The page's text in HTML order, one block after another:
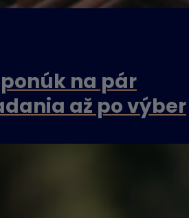
na pár
až po výber